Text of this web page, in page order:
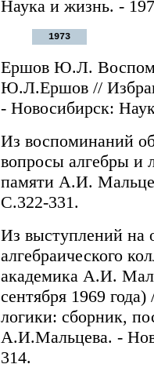
Наука и жизнь. -
1973
Ершов Ю.Л.
Ю.Л.Ершов //
- Новосибирск:
Из воспоминаний
вопросы алгебры и
памяти А.И.
С.322-331.
Из выступлений на
алгебраического
академика А.И.
сентября 1969
логики: cборник,
А.И.Мальцева. -
314.